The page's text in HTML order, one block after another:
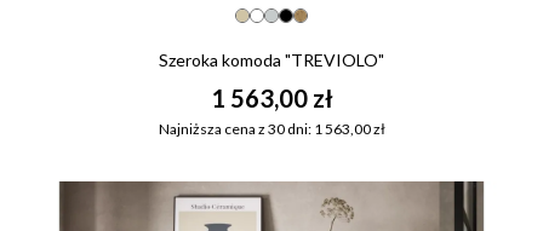
Szeroka komoda "TREVIOLO"
1 563,00 zł
Najniższa cena z 30 dni: 1 563,00 zł